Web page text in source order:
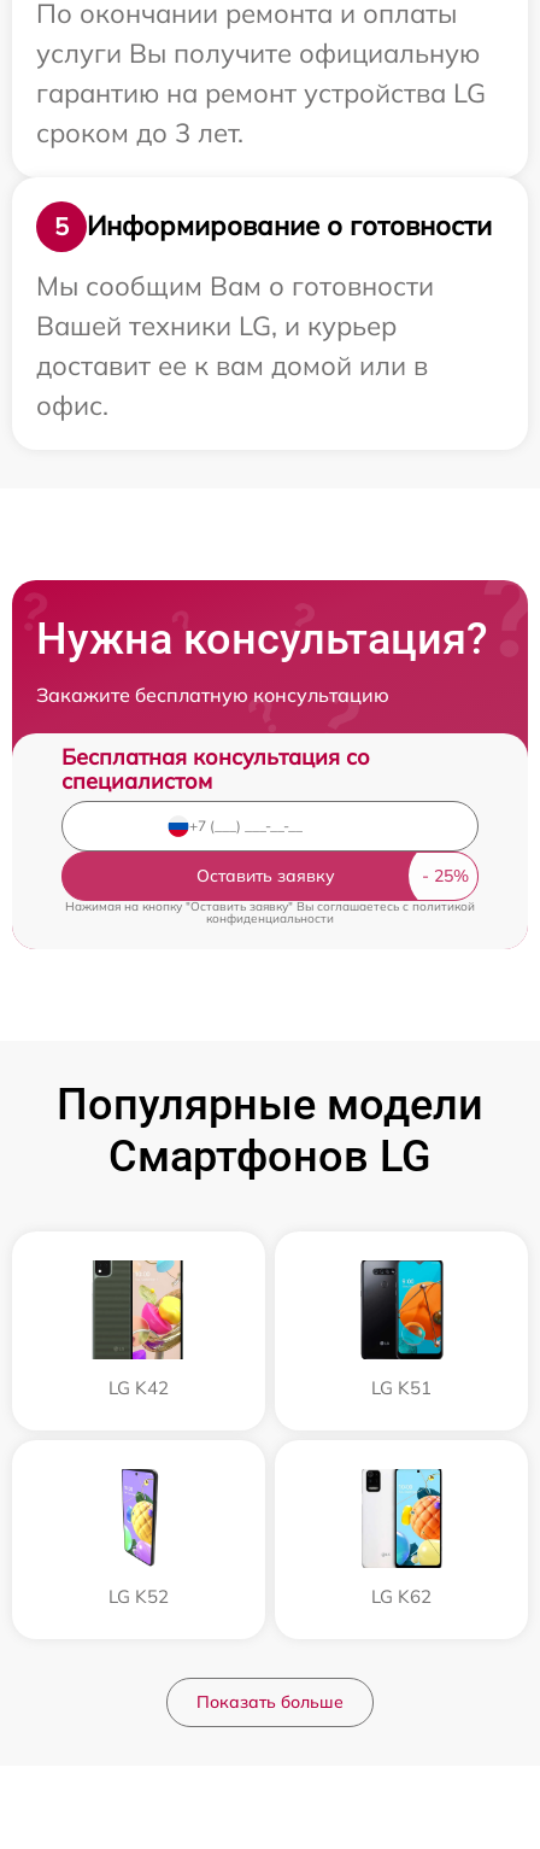
По окончании ремонта и оплаты
услуги Вы получите официальную
гарантию на ремонт устройства LG
сроком до 3 лет.
5
Информирование о готовности
Мы сообщим Вам о готовности
Вашей техники LG, и курьер
доставит ее к вам домой или в
офис.
Нужна консультация?
Закажите бесплатную консультацию
Бесплатная консультация со
специалистом
Оставить заявку
Нажимая на кнопку "Оставить заявку" Вы соглашаетесь cполитикой
конфиденциальности
Популярные модели
Смартфонов LG
LG K42 LG K51
LG K52 LG K62
Показать больше